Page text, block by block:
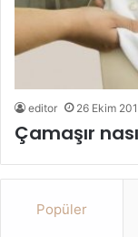
editor 26 Ekim
Çamaşır
Popüler